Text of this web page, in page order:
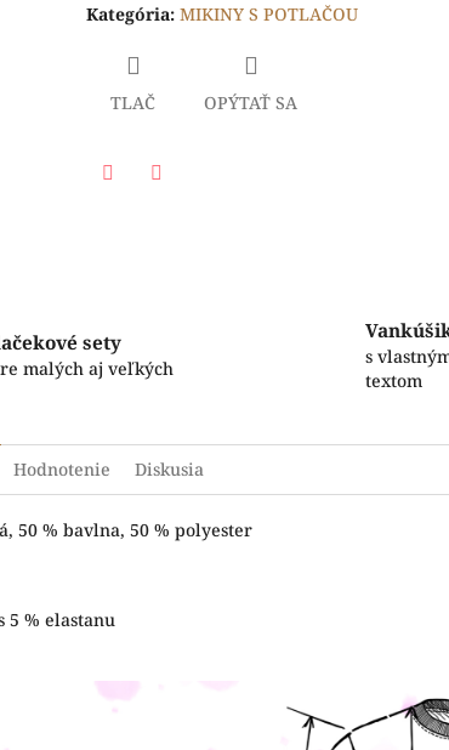
Kategória: MIKINY S POTLAČOU
TLAČ OPÝTAŤ SA
sety
malých aj veľkých
s
textom
Hodnotenie Diskusia
50 % bavlna, 50 % polyester
% elastanu